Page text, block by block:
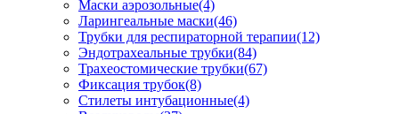
Маски аэрозольные(4)
Ларингеальные маски(46)
Трубки для респираторной терапии(12)
Эндотрахеальные трубки(84)
Трахеостомические трубки(67)
Фиксация трубок(8)
Стилеты интубационные(4)